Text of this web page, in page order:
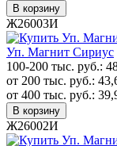
В корзину
Ж26003И
Уп. Магнит Сириус
100-200 тыс. руб.:
от 200 тыс. руб.:
от 400 тыс. руб.:
В корзину
Ж26002И